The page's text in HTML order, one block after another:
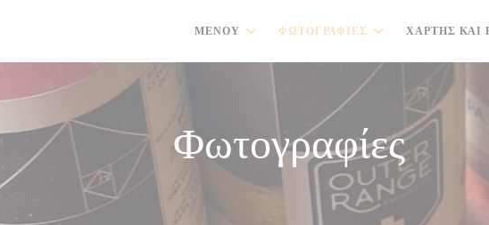
ΜΕΝΟΎ ΦΩΤΟΓΡΑΦΊΕΣ ΧΆΡΤΗΣ ΚΑΙ
Φωτογραφίες